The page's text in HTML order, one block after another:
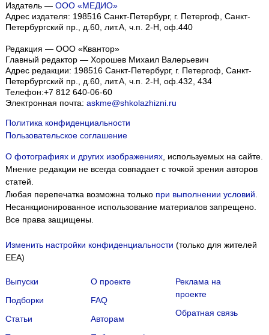
Издатель — ООО «МЕДИО»
Адрес издателя: 198516 Санкт-Петербург, г. Петергоф, Санкт-
Петербургский пр., д.60, лит.А, ч.п. 2-Н, оф.440
Редакция — ООО «Квантор»
Главный редактор — Хорошев Михаил Валерьевич
Адрес редакции: 198516 Санкт-Петербург, г. Петергоф, Санкт-
Петербургский пр., д.60, лит.А, ч.п. 2-Н, оф.432, 434
Телефон:+7 812 640-06-60
Электронная почта: askme@shkolazhizni.ru
Политика конфиденциальности
Пользовательское соглашение
О фотографиях и других изображениях, используемых на сайте.
Мнение редакции не всегда совпадает с точкой зрения авторов
статей.
Любая перепечатка возможна только при выполнении условий.
Несанкционированное использование материалов запрещено.
Все права защищены.
Изменить настройки конфиденциальности (только для жителей
EEA)
Выпуски
Подборки
Статьи
О проекте
FAQ
Авторам
Реклама на
проекте
Обратная связь